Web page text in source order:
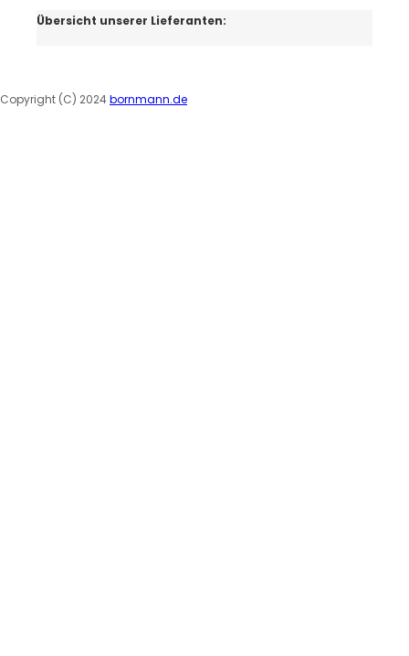
Übersicht unserer Lieferanten:
Copyright (C) 2024bornmann.de